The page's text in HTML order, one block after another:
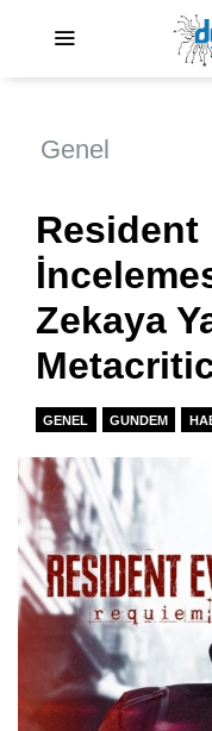
Genel
Resident
Zekaya
GENEL GUNDEM